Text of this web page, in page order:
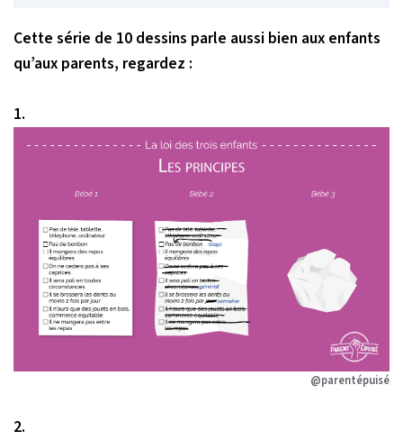
Cette série de 10 dessins parle aussi bien aux enfants
qu’aux parents, regardez :
1.
@parentépuisé
2.